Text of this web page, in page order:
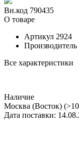
Вн.код 790435
О товаре
Артикул 2924
Производитель
Все характеристики
Наличие
Москва (Восток)
Дата поставки: